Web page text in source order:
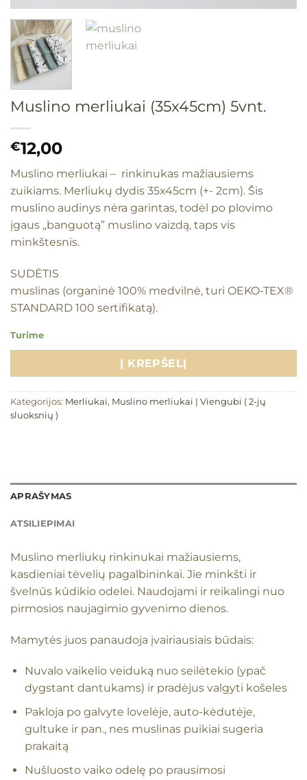
Muslino merliukai (35x45cm) 5vnt.
€12,00
Muslino merliukai – rinkinukas mažiausiems
zuikiams. Merliukų dydis 35x45cm (+- 2cm). Šis
muslino audinys nėra garintas, todėl po plovimo
įgaus „banguotą” muslino vaizdą, taps vis
minkštesnis.
SUDĖTIS
muslinas (organinė 100% medvilnė, turi OEKO-TEX®
STANDARD 100 sertifikatą).
Turime
Į KREPŠELĮ
Kategorijos: Merliukai, Muslino merliukai | Viengubi ( 2-jų
sluoksnių )
APRAŠYMAS
ATSILIEPIMAI
Muslino merliukų rinkinukai mažiausiems,
kasdieniai tėvelių pagalbininkai. Jie minkšti ir
švelnūs kūdikio odelei. Naudojami ir reikalingi nuo
pirmosios naujagimio gyvenimo dienos.
Mamytės juos panaudoja įvairiausiais būdais:
Nuvalo vaikelio veiduką nuo seilėtekio (ypač
dygstant dantukams) ir pradėjus valgyti košeles
Pakloja po galvyte lovelėje, auto-kėdutėje,
gultuke ir pan., nes muslinas puikiai sugeria
prakaitą
Nušluosto vaiko odelę po prausimosi